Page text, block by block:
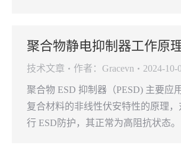
聚合物静电抑制器工作原
技术文章 作者： Gracevn 2024-10-
聚合物 ESD 抑制器（PESD) 主要应
复合材料的非线性伏安特性的原理
行 ESD防护，其正常为高阻抗状态。